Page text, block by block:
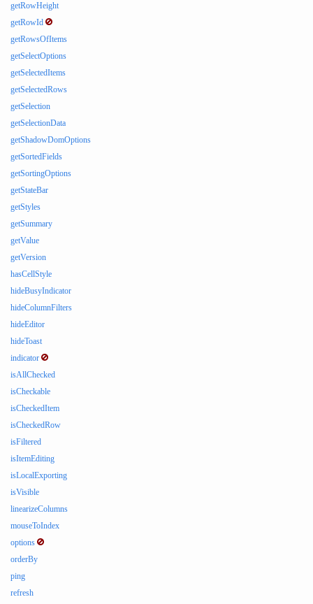
getRowHeight
getRowId
getRowsOfItems
getSelectOptions
getSelectedItems
getSelectedRows
getSelection
getSelectionData
getShadowDomOptions
getSortedFields
getSortingOptions
getStateBar
getStyles
getSummary
getValue
getVersion
hasCellStyle
hideBusyIndicator
hideColumnFilters
hideEditor
hideToast
indicator
isAllChecked
isCheckable
isCheckedItem
isCheckedRow
isFiltered
isItemEditing
isLocalExporting
isVisible
linearizeColumns
mouseToIndex
options
orderBy
ping
refresh